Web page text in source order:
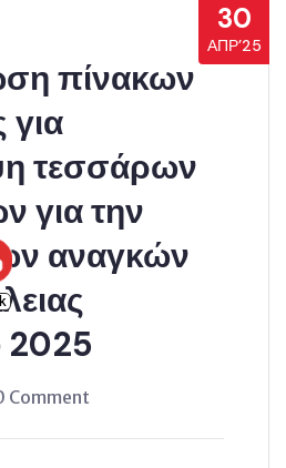
30
ΑΠΡ’25
πίνακων
για
τεσσάρων
για την
αναγκών
2025
Comment